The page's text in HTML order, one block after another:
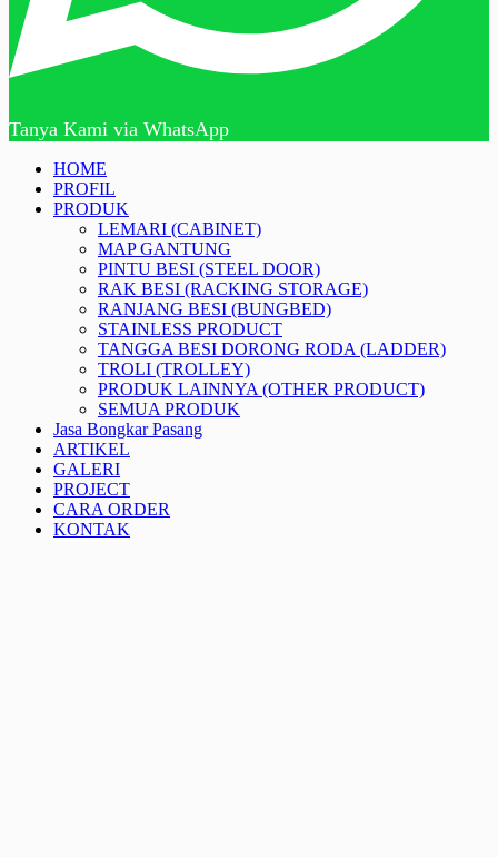
Tanya Kami via WhatsApp
HOME
PROFIL
PRODUK
LEMARI (CABINET)
MAP GANTUNG
PINTU BESI (STEEL DOOR)
RAK BESI (RACKING STORAGE)
RANJANG BESI (BUNGBED)
STAINLESS PRODUCT
TANGGA BESI DORONG RODA (LADDER)
TROLI (TROLLEY)
PRODUK LAINNYA (OTHER PRODUCT)
SEMUA PRODUK
Jasa Bongkar Pasang
ARTIKEL
GALERI
PROJECT
CARA ORDER
KONTAK